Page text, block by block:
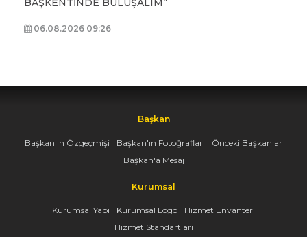
BAŞKENTİNDE BULUŞALIM”
06.08.2026 09:26
Başkan
Başkan'ın Özgeçmişi Başkan'ın Fotoğrafları
Önceki Başkanlar
Başkan'a Mesaj
Kurumsal
Kurumsal Yapı Kurumsal Logo
Hizmet Envanteri
Hizmet Standartları